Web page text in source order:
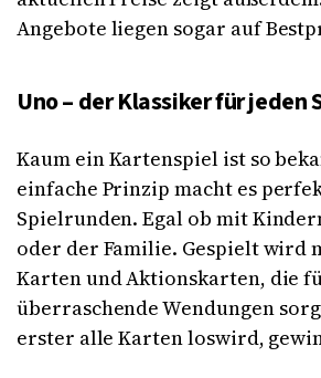
Angebote liegen sogar auf
Uno – der Klassiker für jeden
Kaum ein Kartenspiel ist so
einfache Prinzip macht es
Spielrunden. Egal ob mit
oder der Familie. Gespielt wird
Karten und Aktionskarten, die
überraschende Wendungen
erster alle Karten loswird,